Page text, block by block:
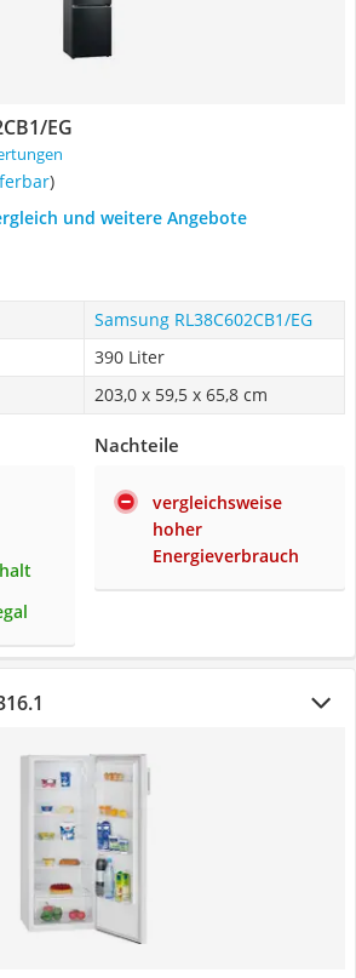
EG
)
und weitere Angebote
Samsung ‎RL38C602CB1/EG
390 Liter
203,0 x 59,5 x 65,8 cm
Nachteile
vergleichsweise
hoher
Energieverbrauch